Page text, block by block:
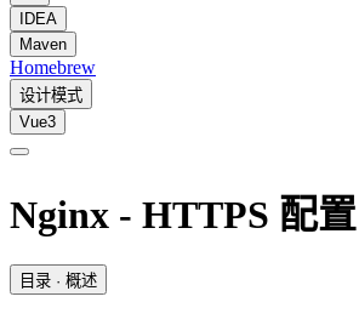
IDEA
Maven
Homebrew
设计模式
Vue3
Nginx - HTTPS 配置
目录 · 概述